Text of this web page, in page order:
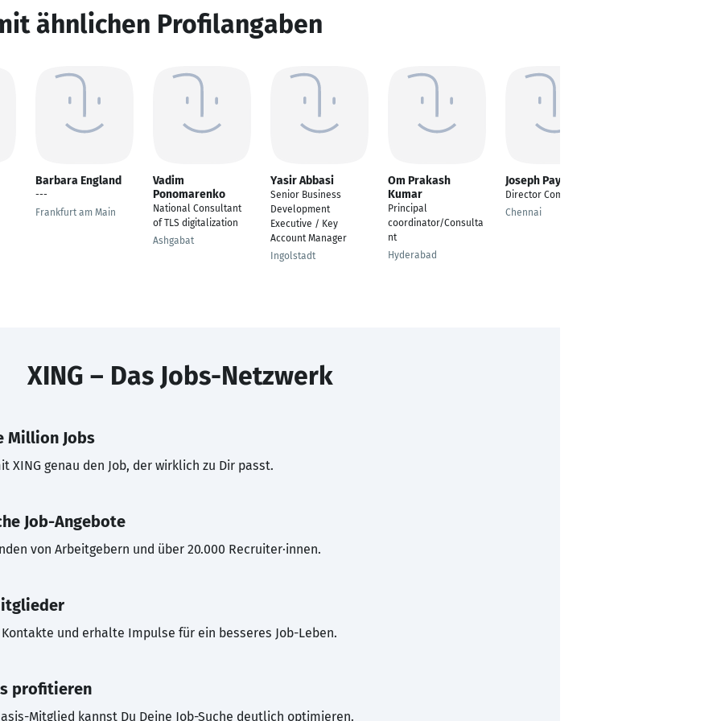
ähnlichen Profilangaben
Barbara England
---
Frankfurt am Main
Vadim
Ponomarenko
National Consultant
of TLS digitalization
Ashgabat
Yasir Abbasi
Senior Business
Development
Executive / Key
Account Manager
Ingolstadt
Om Prakash
Kumar
Principal
coordinator/Consulta
nt
Hyderabad
Joseph Payappan
Director Comercial
Chennai
XING – Das Jobs-Netzwerk
Million Jobs
XING genau den Job, der wirklich zu Dir passt.
Job-Angebote
von Arbeitgebern und über 20.000 Recruiter·innen.
und erhalte Impulse für ein besseres Job-Leben.
profitieren
Mitglied kannst Du Deine Job-Suche deutlich optimieren.